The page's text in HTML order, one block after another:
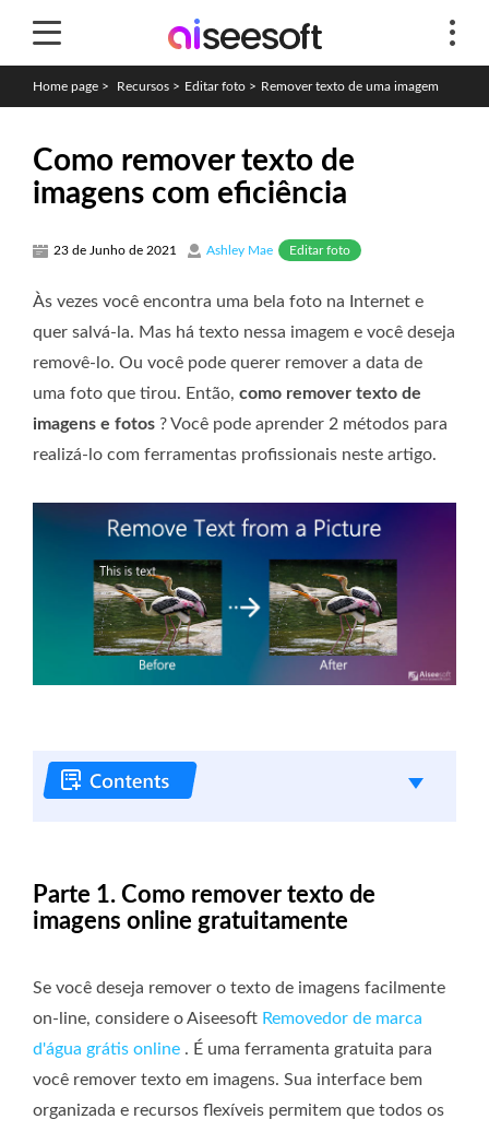
Home page > Recursos > Editar foto > Remover texto de uma imagem
Como remover texto de
imagens com eficiência
23 de Junho de 2021 Ashley Mae Editar foto
Às vezes você encontra uma bela foto na Internet e
quer salvá-la. Mas há texto nessa imagem e você deseja
removê-lo. Ou você pode querer remover a data de
uma foto que tirou. Então, como remover texto de
imagens e fotos ? Você pode aprender 2 métodos para
realizá-lo com ferramentas profissionais neste artigo.
Parte 1. Como remover texto de
imagens online gratuitamente
Se você deseja remover o texto de imagens facilmente
on-line, considere o Aiseesoft Removedor de marca
d'água grátis online . É uma ferramenta gratuita para
você remover texto em imagens. Sua interface bem
organizada e recursos flexíveis permitem que todos os